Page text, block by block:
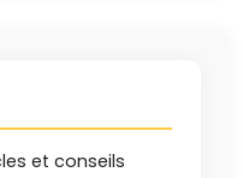
et conseils